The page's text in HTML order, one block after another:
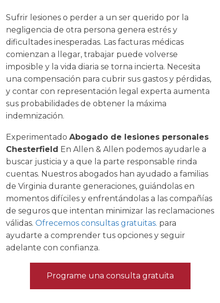
Sufrir lesiones o perder a un ser querido por la
negligencia de otra persona genera estrés y
dificultades inesperadas. Las facturas médicas
comienzan a llegar, trabajar puede volverse
imposible y la vida diaria se torna incierta. Necesita
una compensación para cubrir sus gastos y pérdidas,
y contar con representación legal experta aumenta
sus probabilidades de obtener la máxima
indemnización.
Experimentado Abogado de lesiones personales
Chesterfield En Allen & Allen podemos ayudarle a
buscar justicia y a que la parte responsable rinda
cuentas. Nuestros abogados han ayudado a familias
de Virginia durante generaciones, guiándolas en
momentos difíciles y enfrentándolas a las compañías
de seguros que intentan minimizar las reclamaciones
válidas. Ofrecemos consultas gratuitas. para
ayudarte a comprender tus opciones y seguir
adelante con confianza.
Programe una consulta gratuita